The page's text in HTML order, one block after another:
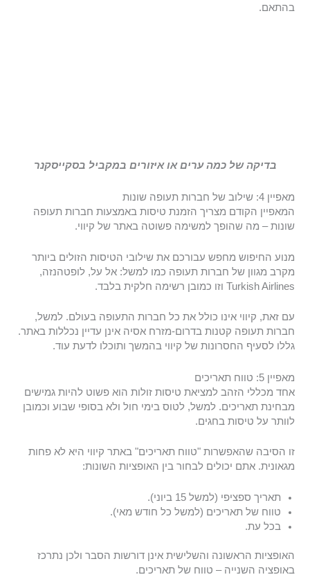
בהתאם.
בדיקה של כמה ערים או איזורים במקביל בסקייסקנר
מאפיין 4: שילוב של חברות תעופה שונות
המאפיין הקודם מצריך הזמנת טיסות באמצעות חברות תעופה
שונות – מה שהופך למשימה פשוטה באתר של קיווי.
מנוע החיפוש מחפש עבורכם את שילובי הטיסות הזולים ביותר
מקרב מגוון של חברות תעופה כמו למשל: אל על, לופטהנזה,
Turkish Airlines וזו כמובן רשימה חלקית בלבד.
עם זאת, קיווי אינו כולל את כל חברות התעופה בעולם. למשל,
חברות תעופה קטנות בדרום-מזרח אסיה אינן עדיין נכללות באתר.
גללו לסעיף החסרונות של קיווי בהמשך ותוכלו לדעת עוד.
מאפיין 5: טווח תאריכים
אחד מכללי הזהב למציאת טיסות זולות הוא פשוט להיות גמישים
מבחינת תאריכים. למשל, לטוס בימי חול ולא בסופי שבוע וכמובן
לוותר על טיסות בחגים.
זו הסיבה שהאפשרות "טווח תאריכים" באתר קיווי היא לא פחות
מגאונית. אתם יכולים לבחור בין האופציות השונות:
תאריך ספציפי (למשל 15 ביוני).
טווח של תאריכים (למשל כל חודש מאי).
בכל עת.
האופציות הראשונה והשלישית אינן דורשות הסבר ולכן נתרכז
באופציה השנייה – טווח של תאריכים.